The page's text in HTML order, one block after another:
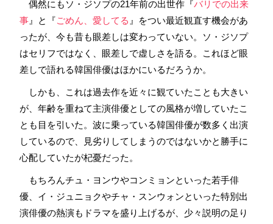
偶然にもソ・ジソプの21年前の出世作『バリでの出来
事 』と『ごめん、愛してる 』をつい最近観直す機会があ
ったが、今も昔も眼差しは変わっていない。ソ・ジソプ
はセリフではなく、眼差しで虚しさを語る。これほど眼
差しで語れる韓国俳優はほかにいるだろうか。
しかも、これは過去作を近々に観ていたことも大きい
が、年齢を重ねて主演俳優としての風格が増していたこ
とも目を引いた。波に乗っている韓国俳優が数多く出演
しているので、見劣りしてしまうのではないかと勝手に
心配していたが杞憂だった。
もちろんチュ・ヨンウやコンミョンといった若手俳
優、イ・ジュニョクやチャ・スンウォンといった特別出
演俳優の熱演もドラマを盛り上げるが、少々説明の足り